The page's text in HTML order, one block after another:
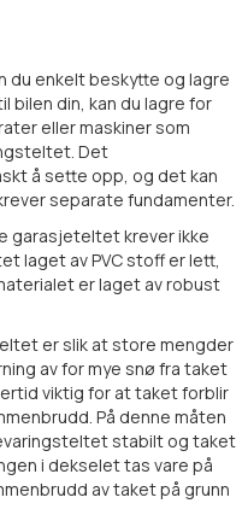
enkelt beskytte og lagre
bilen din, kan du lagre for
eller maskiner som
Det
å sette opp, og det kan
separate fundamenter.
garasjeteltet krever ikke
laget av PVC stoff er lett,
er laget av robust
er slik at store mengder
av for mye snø fra taket
viktig for at taket forblir
På denne måten
stabilt og taket
i dekselet tas vare på
av taket på grunn